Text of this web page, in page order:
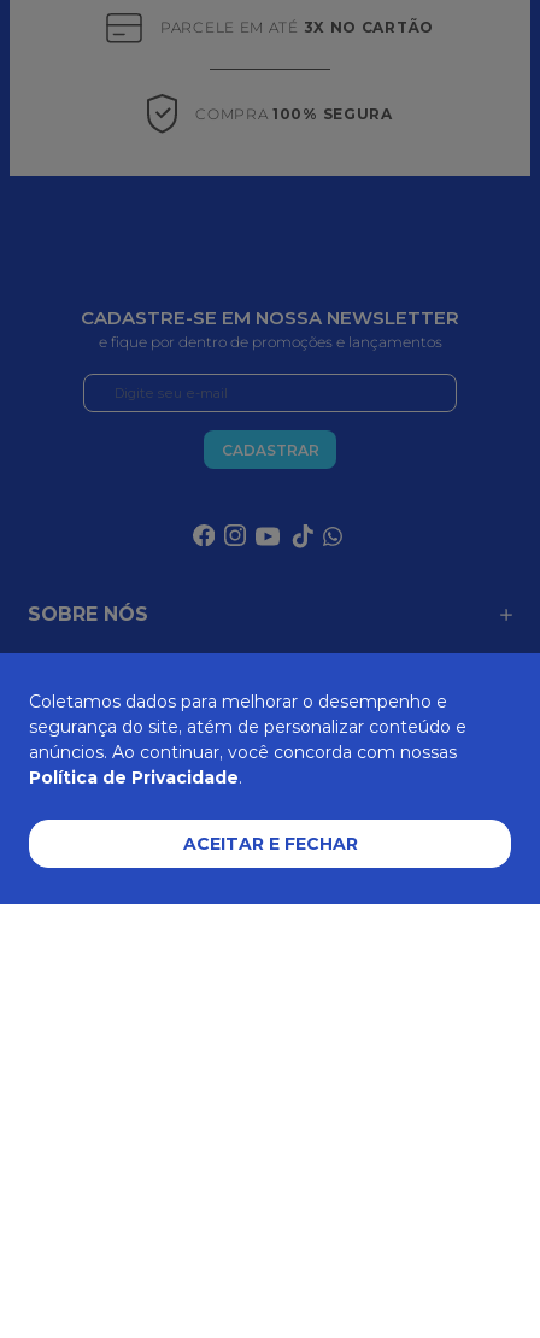
PARCELE EM ATÉ 3X NO CARTÃO
COMPRA 100% SEGURA
CADASTRE-SE EM NOSSA NEWSLETTER
e fique por dentro de promoções e lançamentos
CADASTRAR
SOBRE NÓS
ATENDIMENTO
Coletamos dados para melhorar o desempenho e
segurança do site, atém de personalizar conteúdo e
anúncios. Ao continuar, você concorda com nossas
Política de Privacidade.
ACEITAR E FECHAR